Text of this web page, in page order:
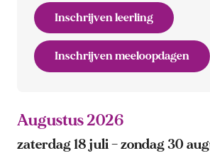
Inschrijven leerling
Inschrijven meeloopdagen
Augustus 2026
zaterdag18 juli–zondag30